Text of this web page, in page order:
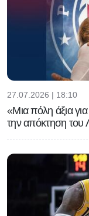
27.07.2026 | 18:10
«Μια πόλη άξια
την απόκτηση